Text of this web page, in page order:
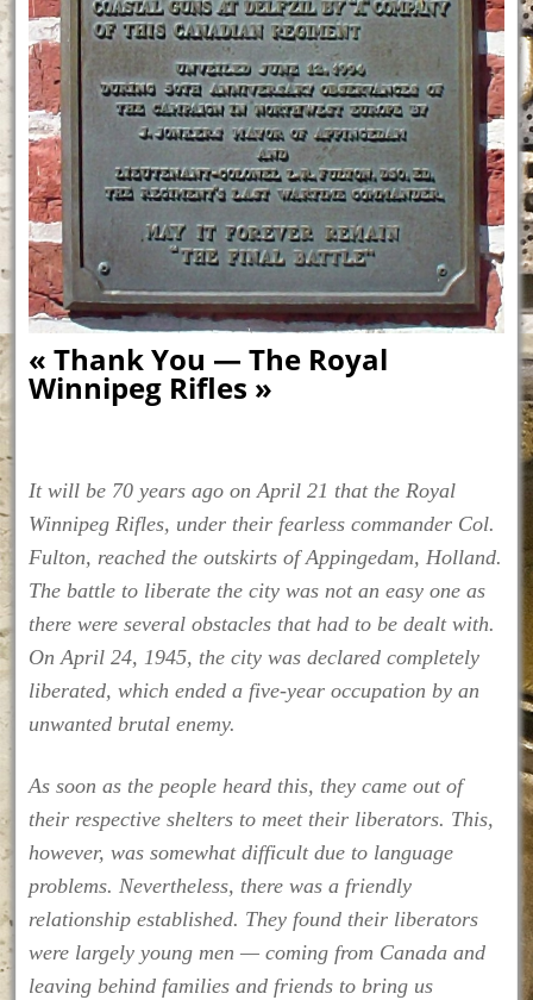
« Thank You — The Royal
Winnipeg Rifles »
It will be 70 years ago on April 21 that the Royal
Winnipeg Rifles, under their fearless commander Col.
Fulton, reached the outskirts of Appingedam, Holland.
The battle to liberate the city was not an easy one as
there were several obstacles that had to be dealt with.
On April 24, 1945, the city was declared completely
liberated, which ended a five-year occupation by an
unwanted brutal enemy.
As soon as the people heard this, they came out of
their respective shelters to meet their liberators. This,
however, was somewhat difficult due to language
problems. Nevertheless, there was a friendly
relationship established. They found their liberators
were largely young men — coming from Canada and
leaving behind families and friends to bring us